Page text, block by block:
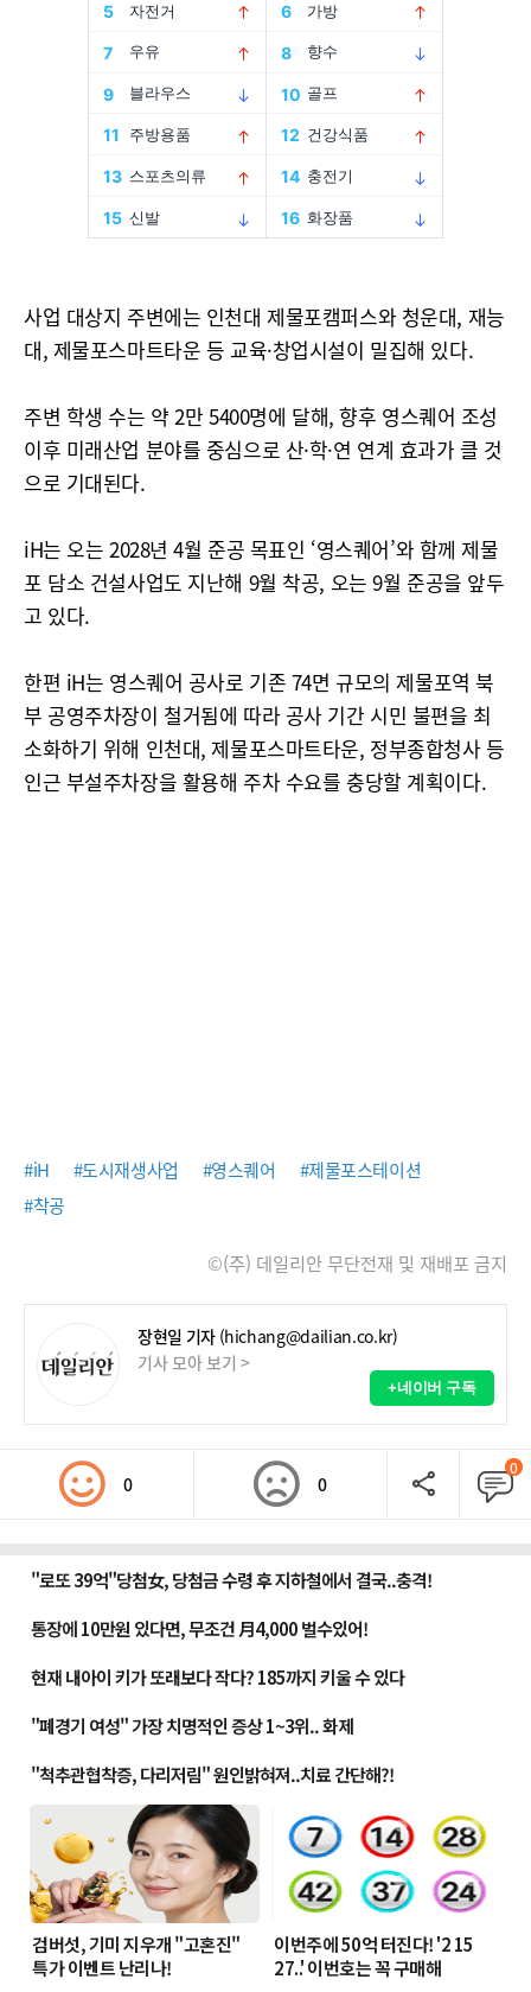
사업 대상지 주변에는 인천대 제물포캠퍼스와 청운대, 재능
대, 제물포스마트타운 등 교육·창업시설이 밀집해 있다.
주변 학생 수는 약 2만 5400명에 달해, 향후 영스퀘어 조성
이후 미래산업 분야를 중심으로 산·학·연 연계 효과가 클 것
으로 기대된다.
iH는 오는 2028년 4월 준공 목표인 ‘영스퀘어’와 함께 제물
포 담소 건설사업도 지난해 9월 착공, 오는 9월 준공을 앞두
고 있다.
한편 iH는 영스퀘어 공사로 기존 74면 규모의 제물포역 북
부 공영주차장이 철거됨에 따라 공사 기간 시민 불편을 최
소화하기 위해 인천대, 제물포스마트타운, 정부종합청사 등
인근 부설주차장을 활용해 주차 수요를 충당할 계획이다.
#iH #도시재생사업 #영스퀘어
#제물포스테이션
#착공
©(주) 데일리안 무단전재 및 재배포 금지
장현일 기자 (hichang@dailian.co.kr)
기사 모아 보기 >
+네이버 구독
0 0
0